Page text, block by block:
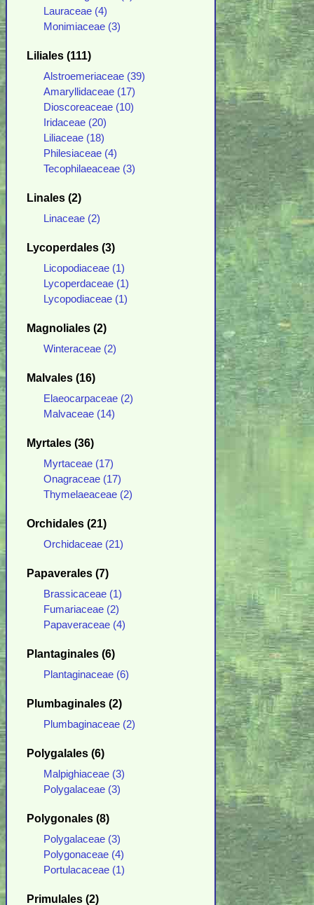
Lauraceae (4)
Monimiaceae (3)
Liliales (111)
Alstroemeriaceae (39)
Amaryllidaceae (17)
Dioscoreaceae (10)
Iridaceae (20)
Liliaceae (18)
Philesiaceae (4)
Tecophilaeaceae (3)
Linales (2)
Linaceae (2)
Lycoperdales (3)
Licopodiaceae (1)
Lycoperdaceae (1)
Lycopodiaceae (1)
Magnoliales (2)
Winteraceae (2)
Malvales (16)
Elaeocarpaceae (2)
Malvaceae (14)
Myrtales (36)
Myrtaceae (17)
Onagraceae (17)
Thymelaeaceae (2)
Orchidales (21)
Orchidaceae (21)
Papaverales (7)
Brassicaceae (1)
Fumariaceae (2)
Papaveraceae (4)
Plantaginales (6)
Plantaginaceae (6)
Plumbaginales (2)
Plumbaginaceae (2)
Polygalales (6)
Malpighiaceae (3)
Polygalaceae (3)
Polygonales (8)
Polygalaceae (3)
Polygonaceae (4)
Portulacaceae (1)
Primulales (2)